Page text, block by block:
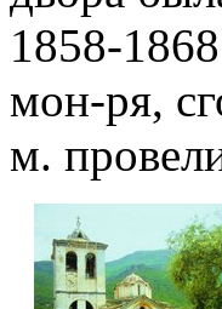
1858-
мон-ря,
м.